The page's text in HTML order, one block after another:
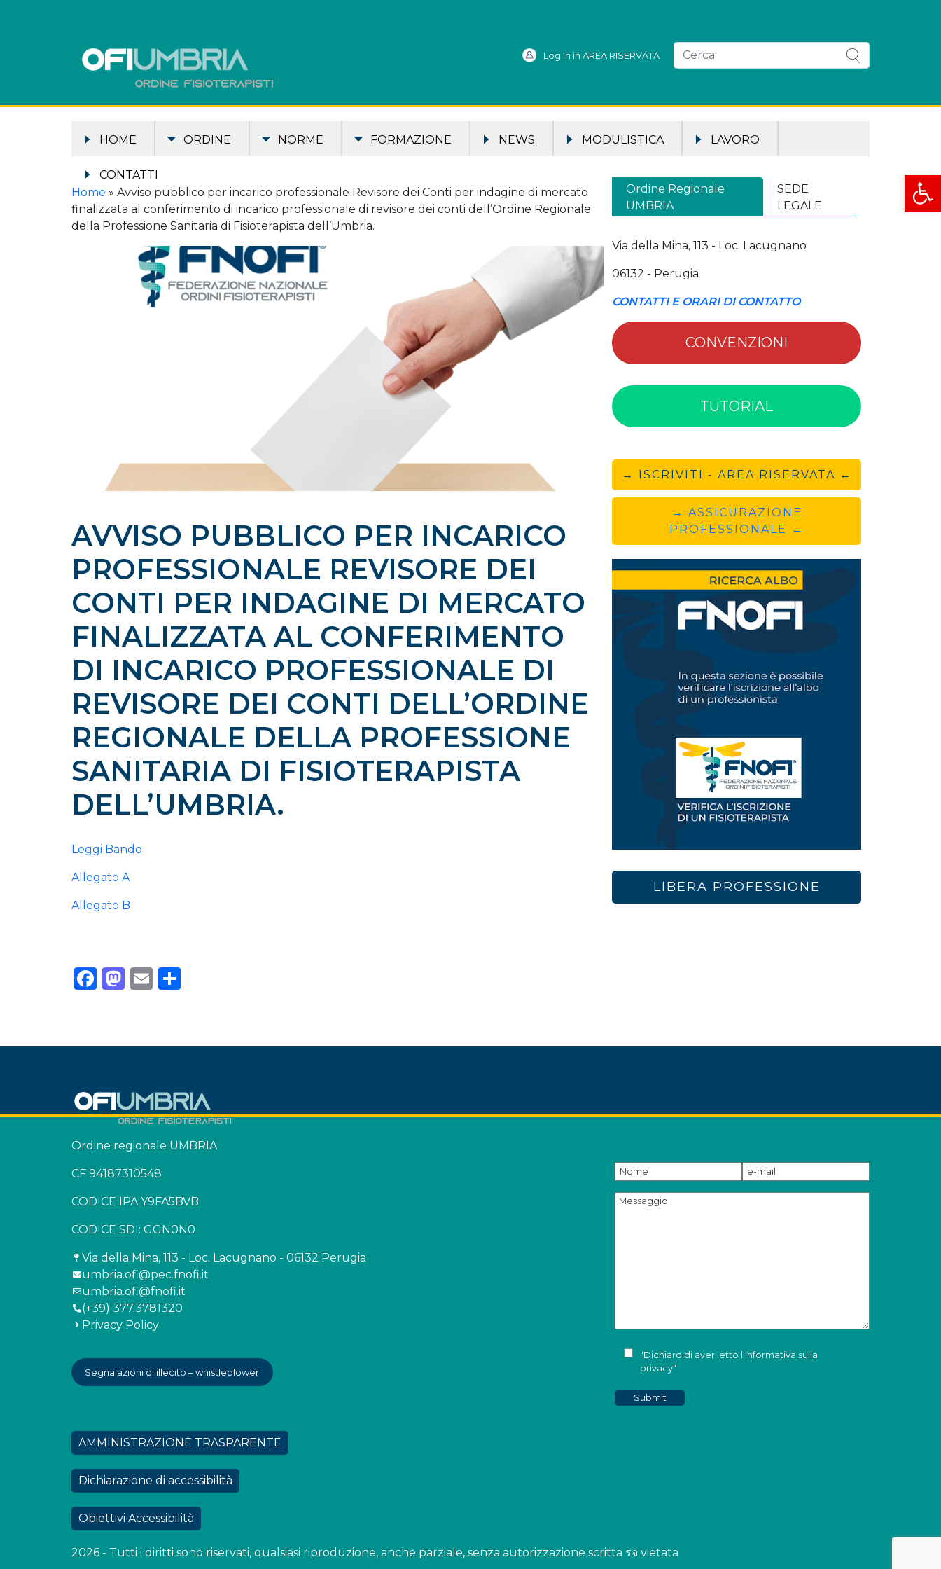
Apri
Log In in AREA RISERVATA
HOME ORDINE NORME FORMAZIONE NEWS MODULISTICA LAVORO
CONTATTI
Home » Avviso pubblico per incarico professionale Revisore dei Conti per indagine di mercato
finalizzata al conferimento di incarico professionale di revisore dei conti dell’Ordine Regionale
della Professione Sanitaria di Fisioterapista dell’Umbria.
AVVISO PUBBLICO PER INCARICO
PROFESSIONALE REVISORE DEI
CONTI PER INDAGINE DI MERCATO
FINALIZZATA AL CONFERIMENTO
DI INCARICO PROFESSIONALE DI
REVISORE DEI CONTI DELL’ORDINE
REGIONALE DELLA PROFESSIONE
SANITARIA DI FISIOTERAPISTA
DELL’UMBRIA.
Leggi Bando
Allegato A
Allegato B
Facebook
Mastodon
Email
Ordine Regionale
UMBRIA
SEDE
LEGALE
Via della Mina, 113 - Loc. Lacugnano
06132 - Perugia
CONTATTI E ORARI DI CONTATTO
CONVENZIONI
TUTORIAL
→ ISCRIVITI - AREA RISERVATA ←
→ ASSICURAZIONE
PROFESSIONALE ←
LIBERA PROFESSIONE
Ordine regionale UMBRIA
CF 94187310548
CODICE IPA Y9FA5BVB
CODICE SDI: GGN0N0
Via della Mina, 113 - Loc. Lacugnano - 06132 Perugia
umbria.ofi@pec.fnofi.it
umbria.ofi@fnofi.it
(+39) 377.3781320
Privacy Policy
Segnalazioni di illecito – whistleblower
"Dichiaro di aver letto l'informativa sulla
privacy"
AMMINISTRAZIONE TRASPARENTE
Dichiarazione di accessibilità
Obiettivi Accessibilità
2026 - Tutti i diritti sono riservati, qualsiasi riproduzione, anche parziale, senza autorizzazione scritta รจ vietata